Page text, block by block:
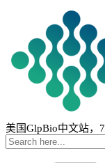
美国GlpBio中文站，